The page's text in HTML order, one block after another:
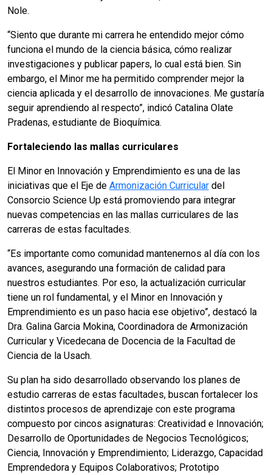
Nole.
“Siento que durante mi carrera he entendido mejor cómo
funciona el mundo de la ciencia básica, cómo realizar
investigaciones y publicar papers, lo cual está bien. Sin
embargo, el Minor me ha permitido comprender mejor la
ciencia aplicada y el desarrollo de innovaciones. Me gustaría
seguir aprendiendo al respecto”, indicó Catalina Olate
Pradenas, estudiante de Bioquímica.
Fortaleciendo las mallas curriculares
El Minor en Innovación y Emprendimiento es una de las
iniciativas que el Eje de Armonización Curricular del
Consorcio Science Up está promoviendo para integrar
nuevas competencias en las mallas curriculares de las
carreras de estas facultades.
“Es importante como comunidad mantenernos al día con los
avances, asegurando una formación de calidad para
nuestros estudiantes. Por eso, la actualización curricular
tiene un rol fundamental, y el Minor en Innovación y
Emprendimiento es un paso hacia ese objetivo”, destacó la
Dra. Galina Garcia Mokina, Coordinadora de Armonización
Curricular y Vicedecana de Docencia de la Facultad de
Ciencia de la Usach.
Su plan ha sido desarrollado observando los planes de
estudio carreras de estas facultades, buscan fortalecer los
distintos procesos de aprendizaje con este programa
compuesto por cincos asignaturas: Creatividad e Innovación;
Desarrollo de Oportunidades de Negocios Tecnológicos;
Ciencia, Innovación y Emprendimiento; Liderazgo, Capacidad
Emprendedora y Equipos Colaborativos; Prototipo